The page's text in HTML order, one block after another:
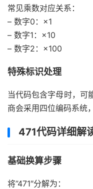
常见乘数对应关系：
– 数字0：×1
– 数字1：×10
– 数字2：×100
特殊标识处理
当代码包含字母时，可
商会采用四位编码系统
471代码详细解
基础换算步骤
将”471″分解为：